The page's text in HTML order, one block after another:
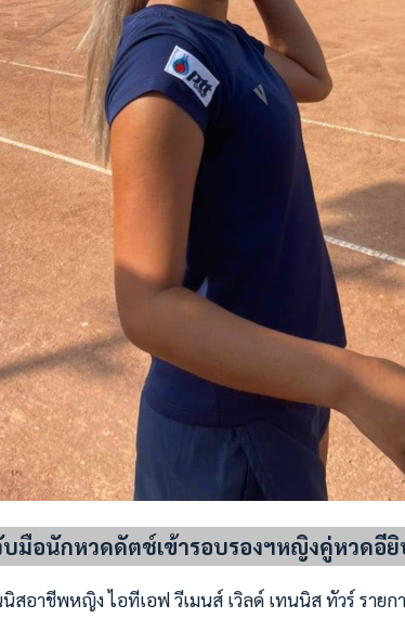
มือนักหวดดัตช์เข้ารอบรองฯหญิงคู่หวดอี
สอาชีพหญิง ไอทีเอฟ วีเมนส์ เวิลด์ เทนนิส ทัวร์ รายก